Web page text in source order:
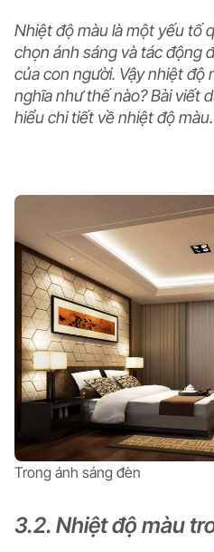
Nhiệt độ màu là một yếu tố
chọn ánh sáng và tác động
của con người. Vậy nhiệt độ
nghĩa như thế nào? Bài viết
hiểu chi tiết về nhiệt độ màu.
Trong ánh sáng đèn
3.2. Nhiệt độ màu